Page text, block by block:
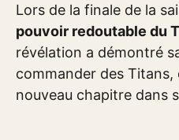
Lors de la finale de la
pouvoir redoutable du
révélation a démontré
commander des Titans,
nouveau chapitre dans